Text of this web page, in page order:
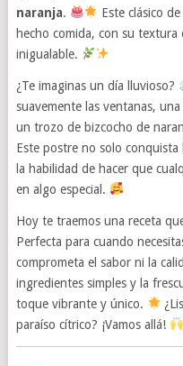
naranja.
Este clásico
hecho comida, con su
inigualable.
¿Te imaginas un día lluvioso?
suavemente las ventanas,
un trozo de bizcocho de
Este postre no solo
la habilidad de hacer que
en algo especial.
Hoy te traemos una receta
Perfecta para cuando
comprometa el sabor ni la
ingredientes simples y la
toque vibrante y único.
paraíso cítrico? ¡Vamos allá!